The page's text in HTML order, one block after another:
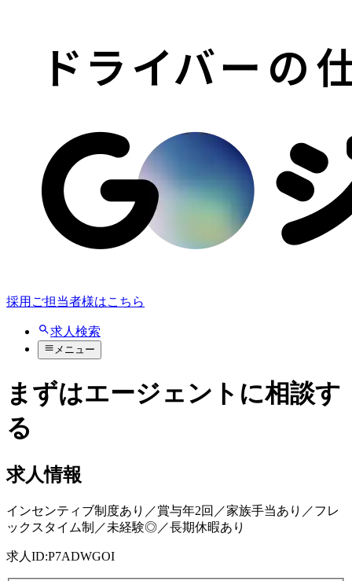
採用ご担当者様はこちら
求人検索
メニュー
まずはエージェントに相談す
る
求人情報
インセンティブ制度あり／賞与年2回／家族手当あり／フレ
ックスタイム制／未経験◎／長期休暇あり
求人ID:P7ADWGOI